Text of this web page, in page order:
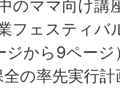
のママ向け講
フェスティバ
ジから9ページ
の率先実行